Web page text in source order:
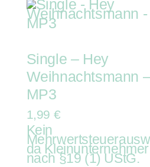
Single – Hey
Weihnachtsmann
MP3
1,99 €
Kein
da Kleinunternehmer
nach §19 (1) UStG.